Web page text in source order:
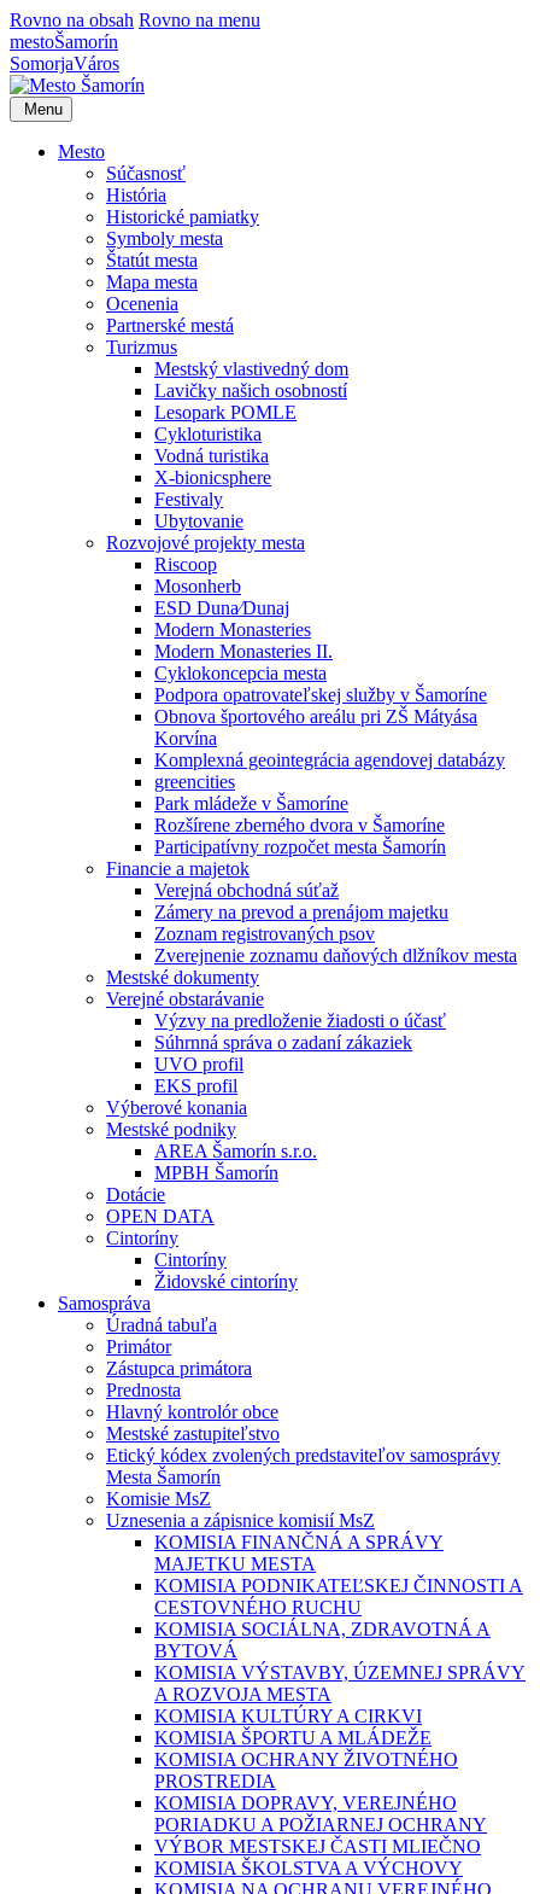
Rovno na obsah Rovno na menu
mestoŠamorín
SomorjaVáros
Menu
Mesto
Súčasnosť
História
Historické pamiatky
Symboly mesta
Štatút mesta
Mapa mesta
Ocenenia
Partnerské mestá
Turizmus
Mestský vlastivedný dom
Lavičky našich osobností
Lesopark POMLE
Cykloturistika
Vodná turistika
X-bionicsphere
Festivaly
Ubytovanie
Rozvojové projekty mesta
Riscoop
Mosonherb
ESD Duna⁄Dunaj
Modern Monasteries
Modern Monasteries II.
Cyklokoncepcia mesta
Podpora opatrovateľskej služby v Šamoríne
Obnova športového areálu pri ZŠ Mátyása
Korvína
Komplexná geointegrácia agendovej databázy
greencities
Park mládeže v Šamoríne
Rozšírene zberného dvora v Šamoríne
Participatívny rozpočet mesta Šamorín
Financie a majetok
Verejná obchodná súťaž
Zámery na prevod a prenájom majetku
Zoznam registrovaných psov
Zverejnenie zoznamu daňových dlžníkov mesta
Mestské dokumenty
Verejné obstarávanie
Výzvy na predloženie žiadosti o účasť
Súhrnná správa o zadaní zákaziek
UVO profil
EKS profil
Výberové konania
Mestské podniky
AREA Šamorín s.r.o.
MPBH Šamorín
Dotácie
OPEN DATA
Cintoríny
Cintoríny
Židovské cintoríny
Samospráva
Úradná tabuľa
Primátor
Zástupca primátora
Prednosta
Hlavný kontrolór obce
Mestské zastupiteľstvo
Etický kódex zvolených predstaviteľov samosprávy
Mesta Šamorín
Komisie MsZ
Uznesenia a zápisnice komisií MsZ
KOMISIA FINANČNÁ A SPRÁVY
MAJETKU MESTA
KOMISIA PODNIKATEĽSKEJ ČINNOSTI A
CESTOVNÉHO RUCHU
KOMISIA SOCIÁLNA, ZDRAVOTNÁ A
BYTOVÁ
KOMISIA VÝSTAVBY, ÚZEMNEJ SPRÁVY
A ROZVOJA MESTA
KOMISIA KULTÚRY A CIRKVI
KOMISIA ŠPORTU A MLÁDEŽE
KOMISIA OCHRANY ŽIVOTNÉHO
PROSTREDIA
KOMISIA DOPRAVY, VEREJNÉHO
PORIADKU A POŽIARNEJ OCHRANY
VÝBOR MESTSKEJ ČASTI MLIEČNO
KOMISIA ŠKOLSTVA A VÝCHOVY
KOMISIA NA OCHRANU VEREJNÉHO